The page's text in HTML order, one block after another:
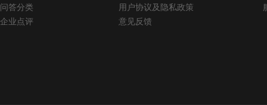
问答分类
企业点评
用户协议及隐私政策
意见反馈